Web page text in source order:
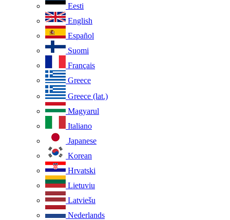
Eesti
English
Español
Suomi
Français
Greece
Greece (lat.)
Magyarul
Italiano
Japanese
Korean
Hrvatski
Lietuviu
Latviešu
Nederlands